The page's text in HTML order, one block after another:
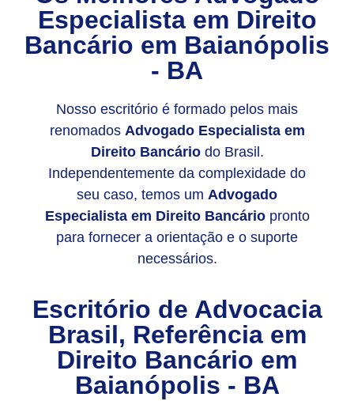
Especialista em Direito
Bancário em Baianópolis
- BA
Nosso escritório é formado pelos mais
renomados Advogado Especialista em
Direito Bancáriodo Brasil.
Independentemente da complexidade do
seu caso, temos um Advogado
Especialista em Direito Bancáriopronto
para fornecer a orientação e o suporte
necessários.
Escritório de Advocacia
Brasil, Referência em
Direito Bancário em
Baianópolis - BA